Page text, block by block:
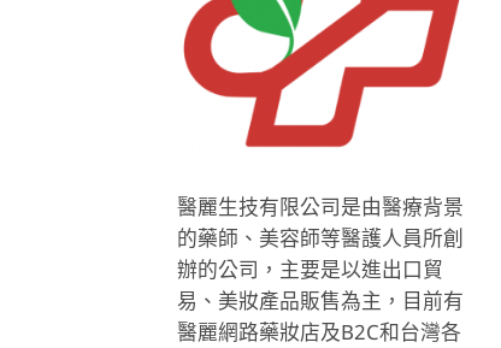
醫麗生技有限公司是由醫療背景
的藥師、美容師等醫護人員所創
辦的公司，主要是以進出口貿
易、美妝產品販售為主，目前有
醫麗網路藥妝店及B2C和台灣各